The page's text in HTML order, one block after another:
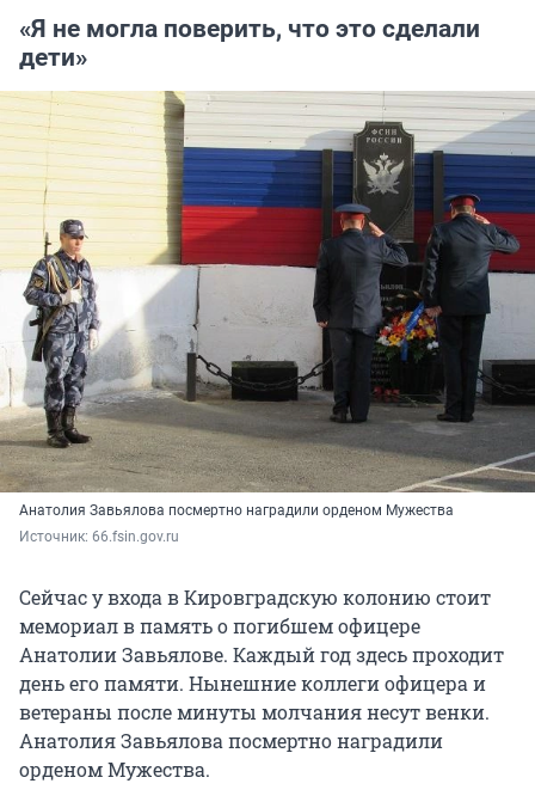
«Я не могла поверить, что это сделали
дети»
Анатолия Завьялова посмертно наградили орденом Мужества
Источник: 66.fsin.gov.ru
Сейчас у входа в Кировградскую колонию стоит
мемориал в память о погибшем офицере
Анатолии Завьялове. Каждый год здесь проходит
день его памяти. Нынешние коллеги офицера и
ветераны после минуты молчания несут венки.
Анатолия Завьялова посмертно наградили
орденом Мужества.